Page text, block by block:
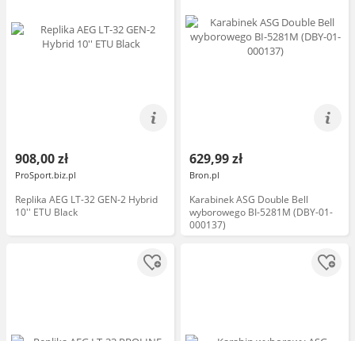
908,00 zł
ProSport.biz.pl
Replika AEG LT-32 GEN-2 Hybrid
10'' ETU Black
629,99 zł
Bron.pl
Karabinek ASG Double Bell
wyborowego BI-5281M (DBY-01-
000137)